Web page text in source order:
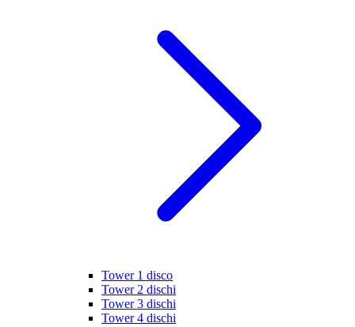
Tower 1 disco
Tower 2 dischi
Tower 3 dischi
Tower 4 dischi